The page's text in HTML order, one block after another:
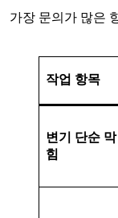
가장 문의가 많은
작업 항목
변기 단순 막
힘